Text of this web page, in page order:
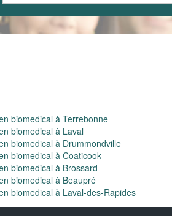
biomedical à Terrebonne
biomedical à Laval
biomedical à Drummondville
biomedical à Coaticook
biomedical à Brossard
biomedical à Beaupré
biomedical à Laval-des-Rapides